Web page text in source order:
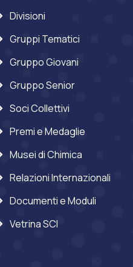
Divisioni
Gruppi Tematici
Gruppo Giovani
Gruppo Senior
Soci Collettivi
Premi e Medaglie
Musei di Chimica
Relazioni Internazionali
Documenti e Moduli
Vetrina SCI